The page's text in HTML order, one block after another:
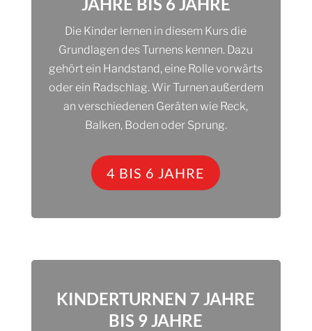
Die Kinder lernen in diesem Kurs die
Grundlagen des Turnens kennen. Dazu
gehört ein Handstand, eine Rolle vorwärts
oder ein Radschlag. Wir Turnen außerdem
an verschiedenen Geräten wie Reck,
Balken, Boden oder Sprung.
4 BIS 6 JAHRE
KINDERTURNEN 7 JAHRE
BIS 9 JAHRE